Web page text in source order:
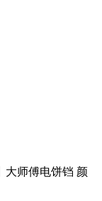
大师傅电饼铛 颜